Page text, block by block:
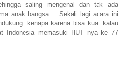
saling mengenal dan tak ada
anak bangsa. Sekali lagi acara ini
kenapa karena bisa kuat kalau
Indonesia memasuki HUT nya ke 77